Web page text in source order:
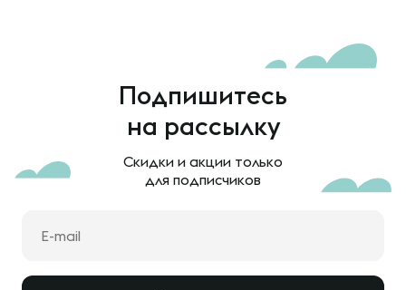
Подпишитесь
на рассылку
Скидки и акции только
для подписчиков